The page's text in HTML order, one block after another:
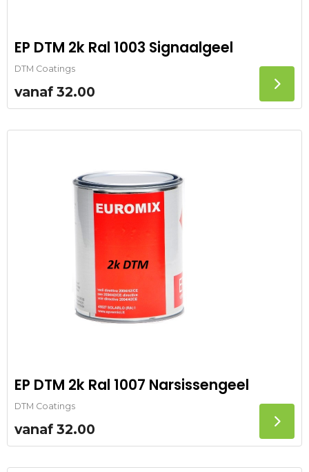
EP DTM 2k Ral 1003 Signaalgeel
DTM Coatings
vanaf 32.00
EP DTM 2k Ral 1007 Narsissengeel
DTM Coatings
vanaf 32.00